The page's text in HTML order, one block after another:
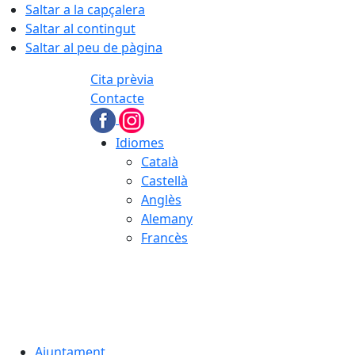
Saltar a la capçalera
Saltar al contingut
Saltar al peu de pàgina
Cita prèvia
Contacte
Idiomes
Català
Castellà
Anglès
Alemany
Francès